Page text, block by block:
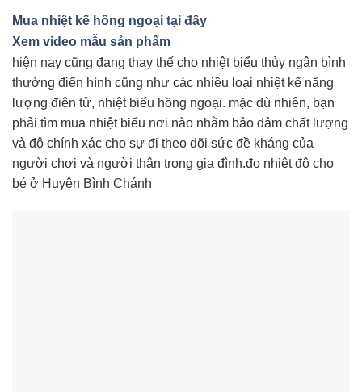
Mua nhiệt kế hồng ngoại tại đây
Xem video mẫu sản phẩm
hiện nay cũng đang thay thế cho nhiệt biểu thủy ngân bình
thường điển hình cũng như các nhiều loại nhiệt kế năng
lượng điện tử, nhiệt biểu hồng ngoại. mặc dù nhiên, bạn
phải tìm mua nhiệt biểu nơi nào nhằm bảo đảm chất lượng
và độ chính xác cho sự đi theo dõi sức đề kháng của
người chơi và người thân trong gia đình.đo nhiệt độ cho
bé ở Huyện Bình Chánh